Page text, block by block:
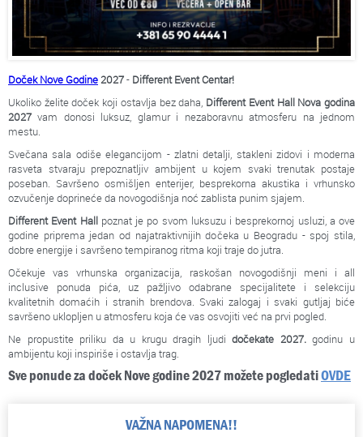
Doček Nove Godine 2027- Different Event Centar!
Ukoliko želite doček koji ostavlja bez daha, Different Event Hall Nova godina
2027 vam donosi luksuz, glamur i nezaboravnu atmosferu na jednom
mestu.
Svečana sala odiše elegancijom - zlatni detalji, stakleni zidovi i moderna
rasveta stvaraju prepoznatljiv ambijent u kojem svaki trenutak postaje
poseban. Savršeno osmišljen enterijer, besprekorna akustika i vrhunsko
ozvučenje doprineće da novogodišnja noć zablista punim sjajem.
Different Event Hallpoznat je po svom luksuzu i besprekornoj usluzi, a ove
godine priprema jedan od najatraktivnijih dočeka u Beogradu - spoj stila,
dobre energije i savršeno tempiranog ritma koji traje do jutra.
Očekuje vas vrhunska organizacija, raskošan novogodišnji meni i all
inclusive ponuda pića, uz pažljivo odabrane specijalitete i selekciju
kvalitetnih domaćih i stranih brendova. Svaki zalogaj i svaki gutljaj biće
savršeno uklopljen u atmosferu koja će vas osvojiti već na prvi pogled.
Ne propustite priliku da u krugu dragih ljudidočekate 2027.godinu u
ambijentu koji inspiriše i ostavlja trag.
Sve ponude za doček Nove godine 2027 možete pogledatiOVDE
VAŽNA NAPOMENA!!